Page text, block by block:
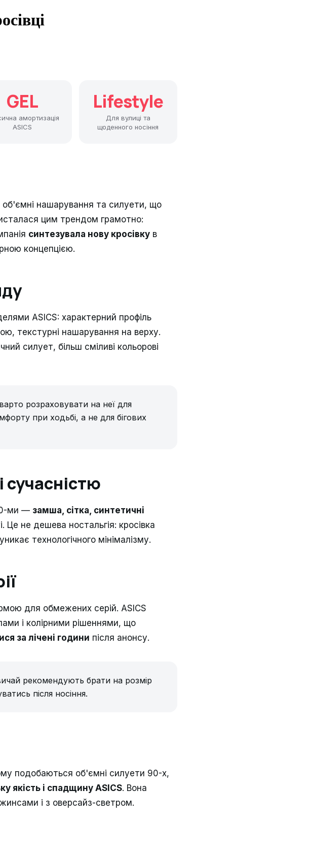
GEL
амортизація
ASICS
Lifestyle
Для вулиці та
щоденного носіння
об'ємні нашарування та силуети, що
цим трендом грамотно:
синтезувала нову кросівку в
концепцією.
ASICS: характерний профіль
текстурні нашарування на верху.
силует, більш сміливі кольорові
розраховувати на неї для
при ходьбі, а не для бігових
сучасністю
ми — замша, сітка, синтетичні
Це не дешева ностальгія: кросівка
технологічного мінімалізму.
для обмежених серій. ASICS
і колірними рішеннями, що
за лічені години після анонсу.
рекомендують брати на розмір
після носіння.
подобаються об'ємні силуети 90-х,
якість і спадщину ASICS. Вона
і з оверсайз-светром.